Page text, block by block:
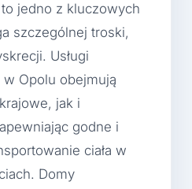
to jedno z kluczowych
szczególnej troski,
Usługi
w Opolu obejmują
jak i
godne i
ciała w
Domy